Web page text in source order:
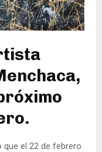
que el 22 de febrero